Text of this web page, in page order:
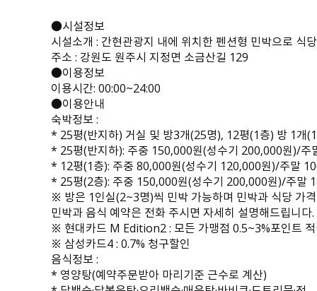
●시설정보
시설소개 : 간현관광지 내에 위치한 펜션형 민박으로 식
주소 : 강원도 원주시 지정면 소금산길 129
●이용정보
이용시간: 00:00~24:00
●이용안내
숙박정보 :
* 25평(반지하) 거실 및 방3개(25명), 12평(1층) 방 1개
* 25평(반지하): 주중 150,000원(성수기 200,000원)/
* 12평(1층): 주중 80,000원(성수기 120,000원)/주말
* 25평(2층): 주중 150,000원(성수기 200,000원)/주말
※ 방은 1인실(2~3명)씩 민박 가능하며 민박과 식당 가
민박과 음식 예약은 전화 주시면 자세히 설명해드립니다.
※ 현대카드 M Edition2 : 모든 가맹점 0.5~3%포인트 적
※ 삼성카드4 : 0.7% 청구할인
음식정보 :
* 영양탕(예약주문받아 마리기준 근수로 계산)